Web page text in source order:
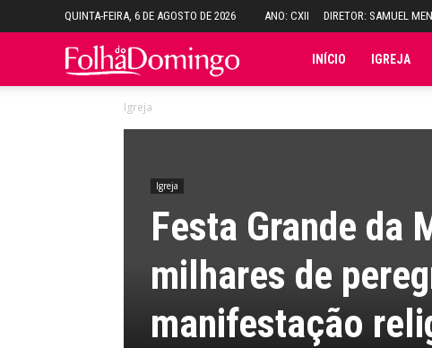
QUINTA-FEIRA, 6 DE AGOSTO DE 2026 ANO: CXII DIRETOR: SAMUEL
Folha INÍCIO IGREJA
Igreja
Igreja
Festa Grande da
milhares de
manifestação